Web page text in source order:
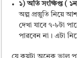
১) অতি সংক্ষিপ্ত (
অল্প প্রস্তুুতি নিয়ে
দেখা যাবে ৭-৮টা
পারবেন না। এটা